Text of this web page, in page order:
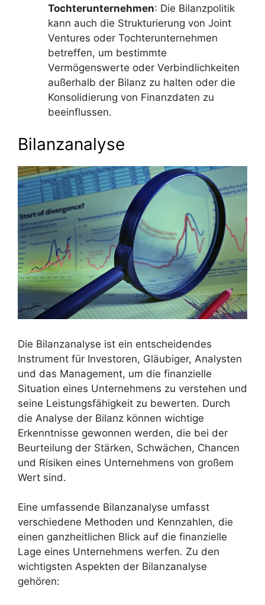
Tochterunternehmen: Die Bilanzpolitik
kann auch die Strukturierung von Joint
Ventures oder Tochterunternehmen
betreffen, um bestimmte
Vermögenswerte oder Verbindlichkeiten
außerhalb der Bilanz zu halten oder die
Konsolidierung von Finanzdaten zu
beeinflussen.
Bilanzanalyse
Die Bilanzanalyse ist ein entscheidendes
Instrument für Investoren, Gläubiger, Analysten
und das Management, um die finanzielle
Situation eines Unternehmens zu verstehen und
seine Leistungsfähigkeit zu bewerten. Durch
die Analyse der Bilanz können wichtige
Erkenntnisse gewonnen werden, die bei der
Beurteilung der Stärken, Schwächen, Chancen
und Risiken eines Unternehmens von großem
Wert sind.
Eine umfassende Bilanzanalyse umfasst
verschiedene Methoden und Kennzahlen, die
einen ganzheitlichen Blick auf die finanzielle
Lage eines Unternehmens werfen. Zu den
wichtigsten Aspekten der Bilanzanalyse
gehören: